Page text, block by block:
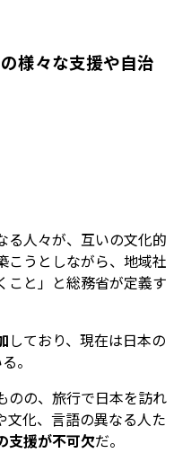
様々な支援や自治
る人々が、互いの文化的
こうとしながら、地域社
こと」と総務省が定義す
しており、現在は日本の
。
のの、旅行で日本を訪れ
文化、言語の異なる人た
支援が不可欠だ。